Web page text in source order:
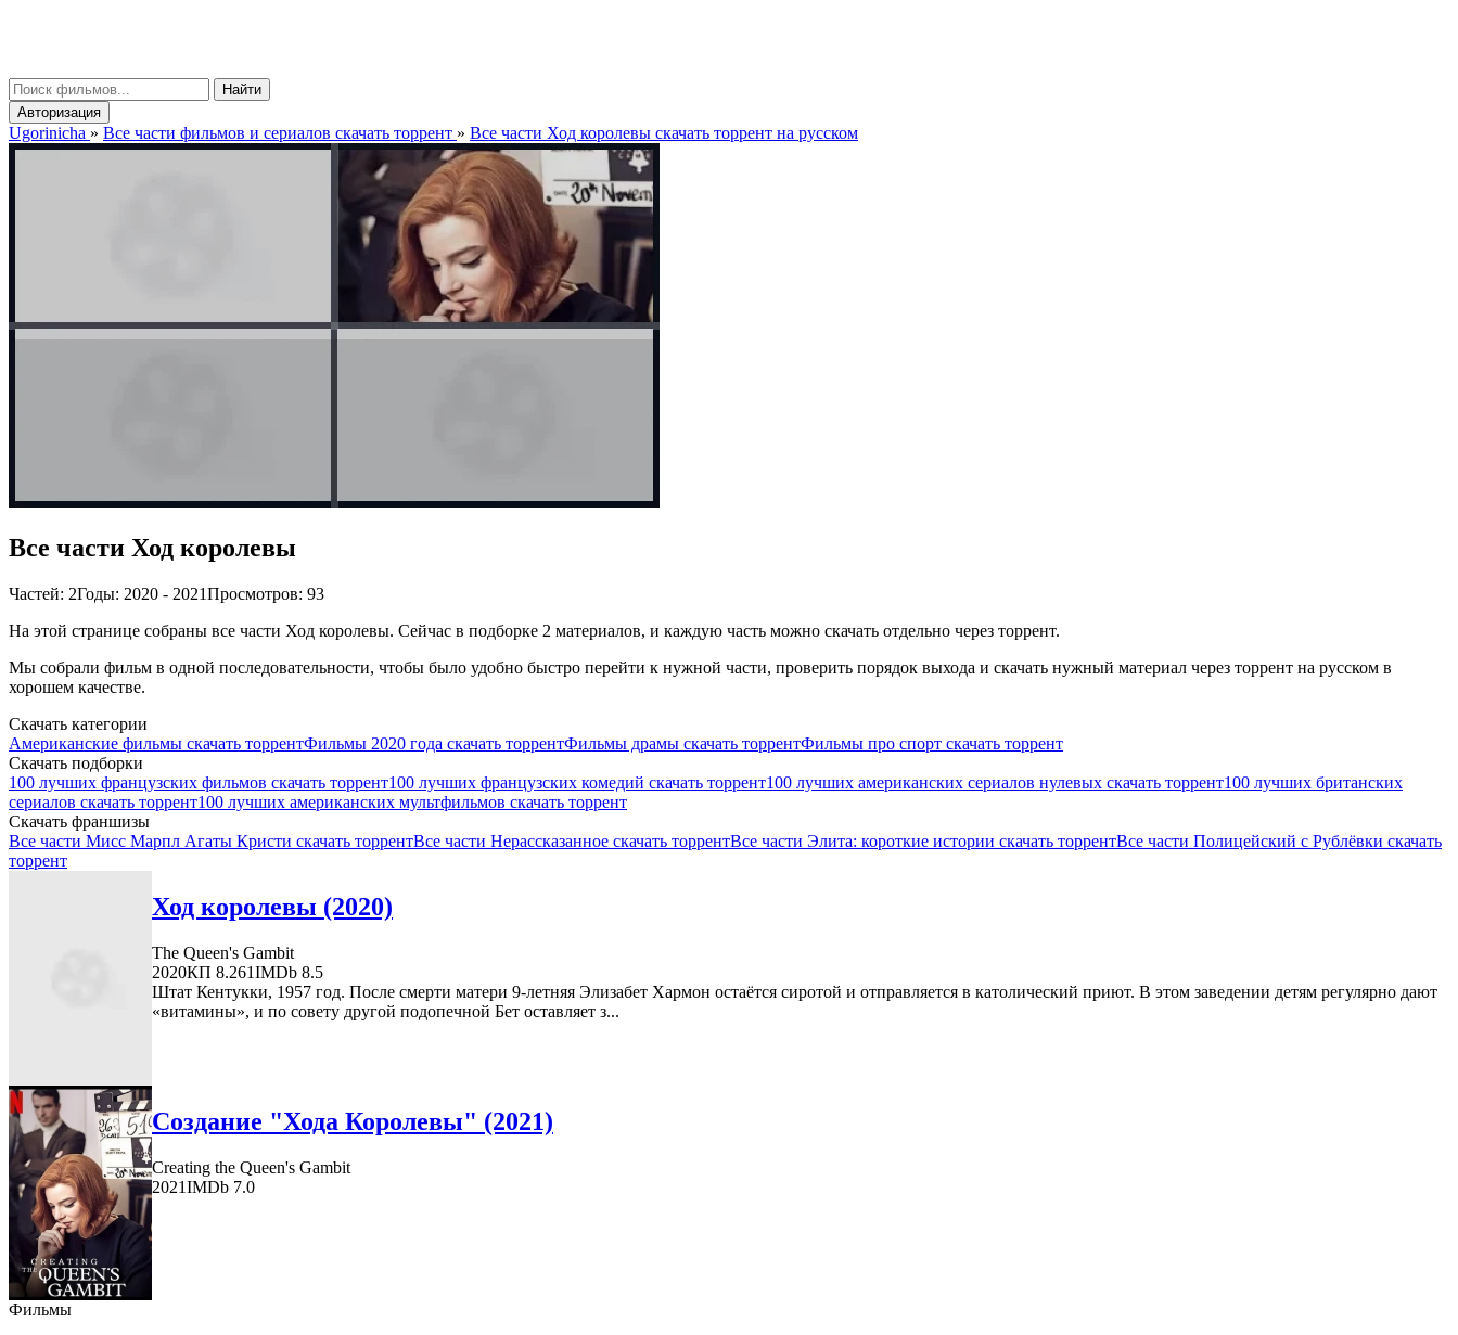
Найти
Авторизация
Ugorinicha » Все части фильмов и сериалов скачать торрент » Все части Ход королевы скачать торрент на русском
Все части Ход королевы
Частей: 2Годы: 2020 - 2021Просмотров: 93
На этой странице собраны все части Ход королевы. Сейчас в подборке 2 материалов, и каждую часть можно скачать отдельно через торрент.
Мы собрали фильм в одной последовательности, чтобы было удобно быстро перейти к нужной части, проверить порядок выхода и скачать нужный материал через торрент на русском в
хорошем качестве.
Скачать категории
Американские фильмы скачать торрентФильмы 2020 года скачать торрентФильмы драмы скачать торрентФильмы про спорт скачать торрент
Скачать подборки
100 лучших французских фильмов скачать торрент100 лучших французских комедий скачать торрент100 лучших американских сериалов нулевых скачать торрент100 лучших британских
сериалов скачать торрент100 лучших американских мультфильмов скачать торрент
Скачать франшизы
Все части Мисс Марпл Агаты Кристи скачать торрентВсе части Нерассказанное скачать торрентВсе части Элита: короткие истории скачать торрентВсе части Полицейский с Рублёвки скачать
торрент
Ход королевы (2020)
The Queen's Gambit
2020КП 8.261IMDb 8.5
Штат Кентукки, 1957 год. После смерти матери 9-летняя Элизабет Хармон остаётся сиротой и отправляется в католический приют. В этом заведении детям регулярно дают
«витамины», и по совету другой подопечной Бет оставляет з...
Создание "Хода Королевы" (2021)
Creating the Queen's Gambit
2021IMDb 7.0
Фильмы